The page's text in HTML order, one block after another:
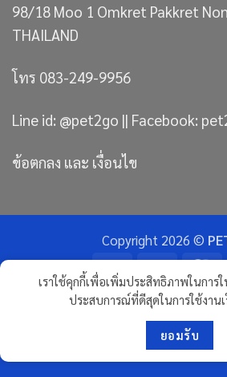
98/18 Moo 1 Omkret Pakkret
THAILAND
โทร 083-249-9956
Line id: @pet2go || Facebook:
ข้อตกลง และ เงื่อนไข
Copyright 2026 ©
Bank
Transfer
Visa
ขนมแมว
ทรายแมวภูเขาไฟ อัล
RAWHIDE ขนมกัดแทะ จากธรรมชาติ
ขนมสุนัขจากเนื้อปลา
ปลาเส้น หมาแมว
สันในไ
นโยบายความเป็นส่วนตัว | นโย
เราใช้คุกกี้เพื่อเพิ่มประสิทธิภาพในการ
ประสบการณ์ที่ดีสุดในการใช้งา